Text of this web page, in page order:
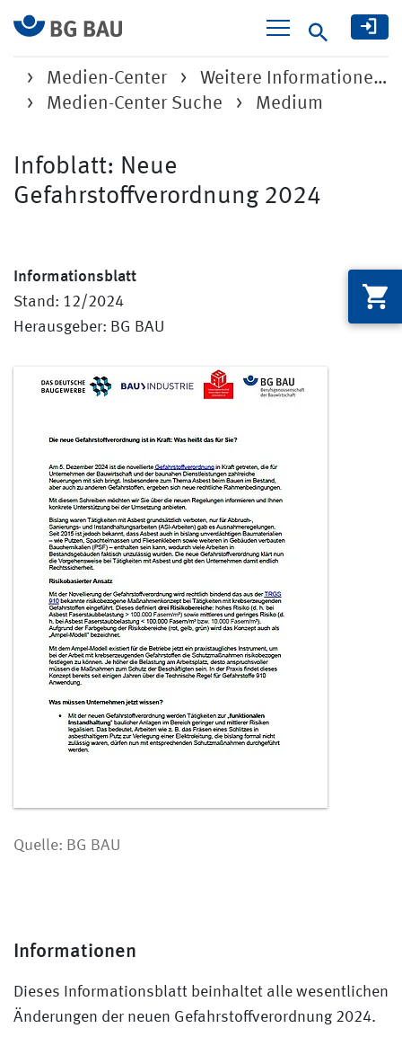
Suche
Medien-Center
Weitere Informatione…
Medien-Center Suche
Medium
Infoblatt: Neue
Gefahrstoffverordnung 2024
Informationsblatt
Stand: 12/2024
Herausgeber: BG BAU
Quelle: BG BAU
Informationen
Dieses Informationsblatt beinhaltet alle wesentlichen
Änderungen der neuen Gefahrstoffverordnung 2024.